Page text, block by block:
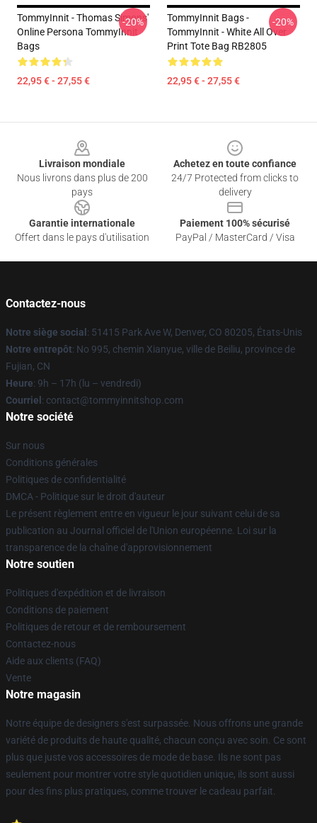
TommyInnit - Thomas Simons'
Online Persona TommyInnit
Bags
22,95 € - 27,55 €
-20%
TommyInnit Bags -
TommyInnit - White All Over
Print Tote Bag RB2805
22,95 € - 27,55 €
-20%
Livraison mondiale
Nous livrons dans plus de 200
pays
Achetez en toute confiance
24/7 Protected from clicks to
delivery
Garantie internationale
Offert dans le pays d'utilisation
Paiement 100% sécurisé
PayPal / MasterCard / Visa
Contactez-nous
Notre siège social : 51415 Park Ave W, Denver, CO 80205, États-Unis
Notre entrepôt: No 995, chemin Xianyue, ville de Beiliu, province de
Fujian, CN
Heure: 9h – 17h (lu – vendredi)
Courriel : contact@tommyinnitshop.com
Notre société
Sur nous
Conditions générales
Politiques de confidentialité
DMCA - Politique sur le droit d'auteur
Le présent règlement entre en vigueur le jour suivant celui de sa
publication au Journal officiel de l'Union européenne. Loi sur la
transparence de la chaîne d'approvisionnement
Notre soutien
Politiques d'expédition et de livraison
Conditions de paiement
Politiques de retour et de remboursement
Contactez-nous
Aide aux clients (FAQ)
Vente
Notre magasin
Notre équipe de designers s'est surpassée. Nous offrons une grande
variété de produits de haute qualité, chacun conçu avec soin. Ce sont
plus que juste vos accessoires de mode de base. Ils ne sont pas
seulement pour montrer votre style quotidien unique, ils sont aussi
pour des fins plus pratiques, comme trouver le cadeau parfait.